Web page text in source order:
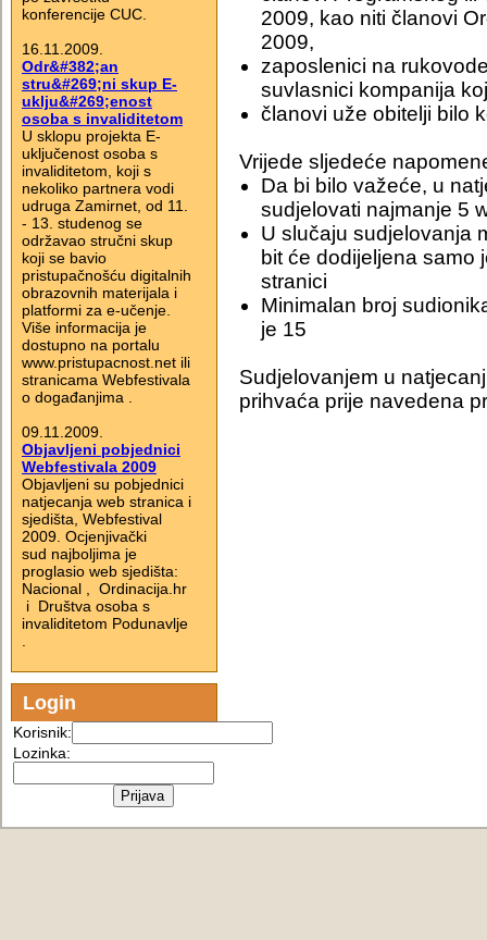
konferencije CUC.
16.11.2009.
Odr&#382;an
stru&#269;ni skup E-
uklju&#269;enost
osoba s invaliditetom
U sklopu projekta E-
uključenost osoba s
invaliditetom, koji s
nekoliko partnera vodi
udruga Zamirnet, od 11.
- 13. studenog se
održavao stručni skup
koji se bavio
pristupačnošću digitalnih
obrazovnih materijala i
platformi za e-učenje.
Više informacija je
dostupno na portalu
www.pristupacnost.net ili
stranicama Webfestivala
o događanjima .
09.11.2009.
Objavljeni pobjednici
Webfestivala 2009
Objavljeni su pobjednici
natjecanja web stranica i
sjedišta, Webfestival
2009. Ocjenjivački
sud najboljima je
proglasio web sjedišta:
Nacional , Ordinacija.hr
i Društva osoba s
invaliditetom Podunavlje
Login
Korisnik:
Lozinka:
2009, kao niti članovi
2009,
zaposlenici na
suvlasnici kompanija
članovi uže obitelji bilo
Vrijede sljedeće
Da bi bilo važeće, u
sudjelovati najmanje 5
U slučaju sudjelovanja
bit će dodijeljena samo
stranici
Minimalan broj
je 15
Sudjelovanjem u
prihvaća prije navedena